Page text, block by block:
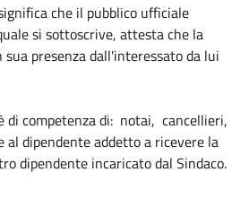
che il pubblico ufficiale
si sottoscrive, attesta che la
presenza dall'interessato da lui
di competenza di: notai, cancellieri,
dipendente addetto a ricevere la
dipendente incaricato dal Sindaco.